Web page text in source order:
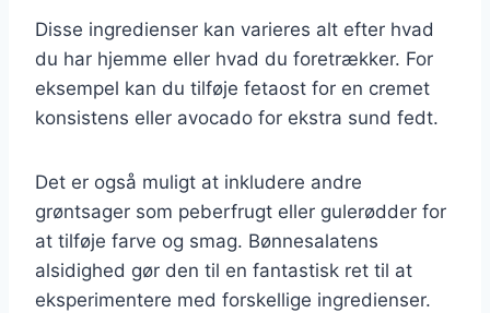
Disse ingredienser kan varieres alt efter hvad
du har hjemme eller hvad du foretrækker. For
eksempel kan du tilføje fetaost for en cremet
konsistens eller avocado for ekstra sund fedt.
Det er også muligt at inkludere andre
grøntsager som peberfrugt eller gulerødder for
at tilføje farve og smag. Bønnesalatens
alsidighed gør den til en fantastisk ret til at
eksperimentere med forskellige ingredienser.